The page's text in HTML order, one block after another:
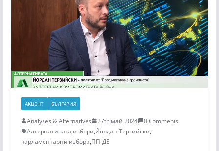
АКЦЕНТ БЪЛГАРИЯ
Analyses & Alternatives 27th май 2024
0 Comments
Алтернативата,избори,Йордан Терзийски,
парламентарни избори,ПП-ДБ